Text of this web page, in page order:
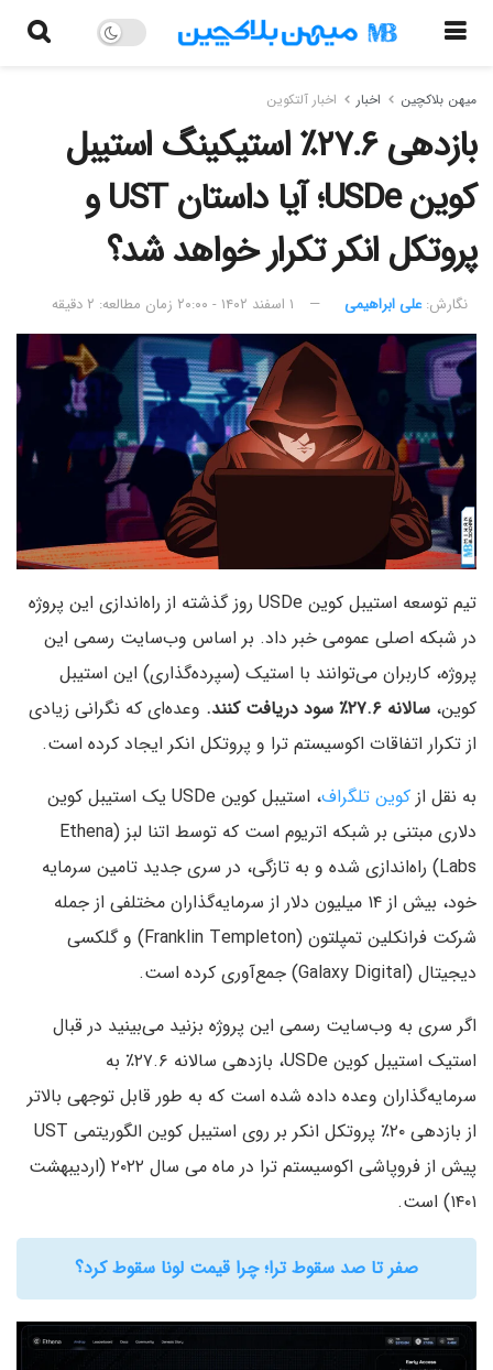
میهن بلاکچین اخبار اخبار آلتکوین
بازدهی ۲۷.۶٪ استیکینگ استیبل
کوین USDe؛ آیا داستان UST و
پروتکل انکر تکرار خواهد شد؟
نگارش:‌ علی ابراهیمی ۱ اسفند ۱۴۰۲ - ۲۰:۰۰ زمان مطالعه: ۲ دقیقه
تیم توسعه استیبل کوین USDe روز گذشته از راه‌اندازی این پروژه
در شبکه اصلی عمومی خبر داد. بر اساس وب‌سایت رسمی این
پروژه، کاربران می‌توانند با استیک (سپرده‌گذاری) این استیبل
کوین، سالانه ۲۷.۶٪ سود دریافت کنند.
وعده‌ای که نگرانی زیادی
از تکرار اتفاقات اکوسیستم ترا و پروتکل انکر ایجاد کرده است.
به نقل از کوین تلگراف
، استیبل کوین USDe یک استیبل کوین
دلاری مبتنی بر شبکه اتریوم است که توسط اتنا لبز (Ethena
Labs) راه‌اندازی شده و به تازگی، در سری جدید تامین سرمایه
خود، بیش از ۱۴ میلیون دلار از سرمایه‌گذاران مختلفی از جمله
شرکت فرانکلین تمپلتون (Franklin Templeton) و گلکسی
دیجیتال (Galaxy Digital) جمع‌آوری کرده است.
اگر سری به وب‌سایت رسمی این پروژه بزنید می‌بینید در قبال
استیک استیبل کوین USDe، بازدهی سالانه ۲۷.۶٪ به
سرمایه‌گذاران وعده داده شده است که به طور قابل توجهی بالاتر
از بازدهی ۲۰٪ پروتکل انکر بر روی استیبل کوین الگوریتمی UST
پیش از فروپاشی اکوسیستم ترا در ماه می سال ۲۰۲۲ (اردیبهشت
۱۴۰۱) است.
صفر تا صد سقوط ترا؛ چرا قیمت لونا سقوط کرد؟